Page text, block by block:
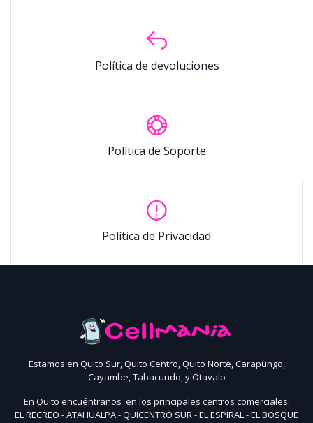
Política de devoluciones
Política de Soporte
Política de Privacidad
Estamos en Quito Sur, Quito Centro, Quito Norte, Carapungo,
Cayambe, Tabacundo, y Otavalo
En Quito encuéntranos en los principales centros comerciales:
EL RECREO - ATAHUALPA - QUICENTRO SUR - EL ESPIRAL - EL BOSQUE